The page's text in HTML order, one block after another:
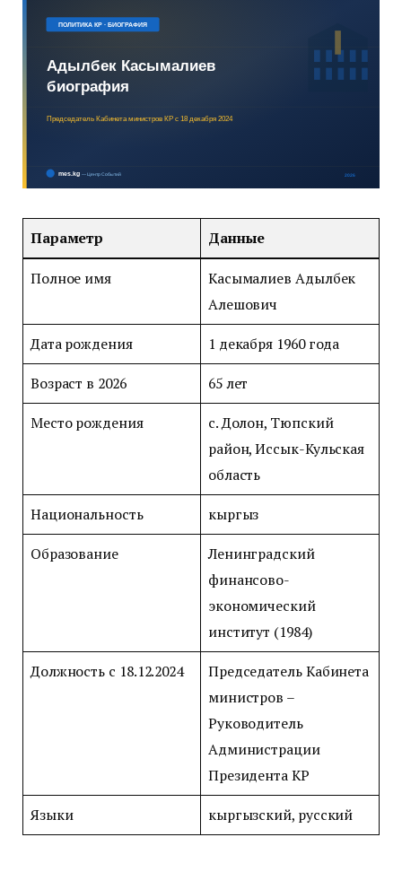
Параметр Данные
Полное имя
Касымалиев Адылбек
Алешович
Дата рождения 1 декабря 1960 года
Возраст в 2026 65 лет
Место рождения
с. Долон, Тюпский
район, Иссык-Кульская
область
Национальность кыргыз
Образование
Ленинградский
финансово-
экономический
институт (1984)
Должность с 18.12.2024
Председатель Кабинета
министров –
Руководитель
Администрации
Президента КР
Языки кыргызский, русский